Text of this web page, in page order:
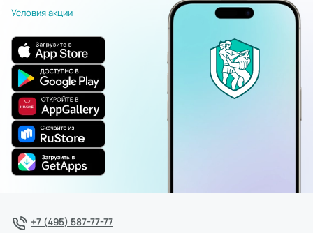
Условия акции
+7 (495) 587-77-77